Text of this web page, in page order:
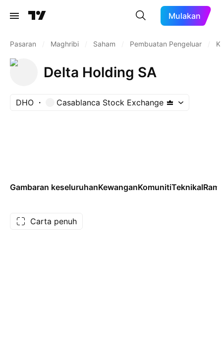
Mulakan
Pasaran Maghribi Saham Pembuatan Pengeluar
Delta Holding SA
DHO Casablanca Stock Exchange
Gambaran keseluruhanKewanganKomunitiTeknikal
Carta penuh